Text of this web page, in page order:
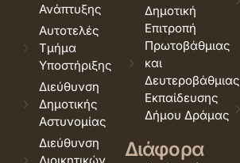
Ανάπτυξης
Αυτοτελές
Τμήμα
Υποστήριξης
Διεύθυνση
Δημοτικής
Αστυνομίας
Διεύθυνση
Δημοτική
Επιτροπή
Πρωτοβάθμιας
και
Δευτεροβάθμιας
Εκπαίδευσης
Δήμου Δράμας
Διάφορα